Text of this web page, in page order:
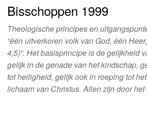
Bisschoppen 1999
Theologische principes en
“één uitverkoren volk van God, één
4,5)”. Het basisprincipe is de gelijkheid
gelijk in de genade van het kindschap,
tot heiligheid, gelijk ook in roeping tot
lichaam van Christus. Allen zijn door